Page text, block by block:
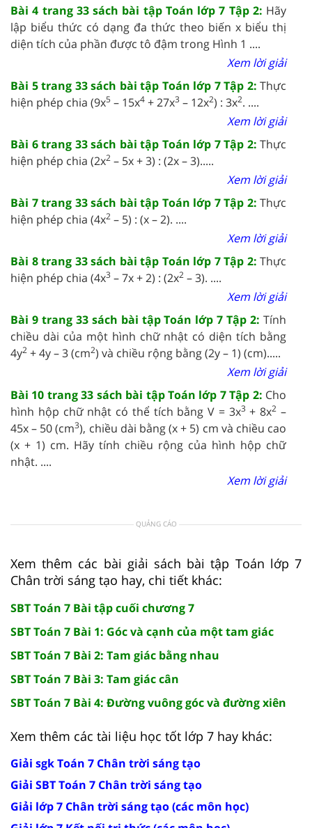
Bài 4 trang 33 sách bài tập Toán lớp 7 Tập 2: Hãy
lập biểu thức có dạng đa thức theo biến x biểu thị
diện tích của phần được tô đậm trong Hình 1 ....
Xem lời giải
Bài 5 trang 33 sách bài tập Toán lớp 7 Tập 2: Thực
hiện phép chia (9x5 – 15x4 + 27x3 – 12x2) : 3x2. ....
Xem lời giải
Bài 6 trang 33 sách bài tập Toán lớp 7 Tập 2: Thực
hiện phép chia (2x2 – 5x + 3) : (2x – 3).....
Xem lời giải
Bài 7 trang 33 sách bài tập Toán lớp 7 Tập 2: Thực
hiện phép chia (4x2 – 5) : (x – 2). ....
Xem lời giải
Bài 8 trang 33 sách bài tập Toán lớp 7 Tập 2: Thực
hiện phép chia (4x3 – 7x + 2) : (2x2 – 3). ....
Xem lời giải
Bài 9 trang 33 sách bài tập Toán lớp 7 Tập 2: Tính
chiều dài của một hình chữ nhật có diện tích bằng
4y2 + 4y – 3 (cm2) và chiều rộng bằng (2y – 1) (cm).....
Xem lời giải
Bài 10 trang 33 sách bài tập Toán lớp 7 Tập 2: Cho
hình hộp chữ nhật có thể tích bằng V = 3x3 + 8x2 –
45x – 50 (cm3), chiều dài bằng (x + 5) cm và chiều cao
(x + 1) cm. Hãy tính chiều rộng của hình hộp chữ
nhật. ....
Xem lời giải
QUẢNG CÁO
Xem thêm các bài giải sách bài tập Toán lớp 7
Chân trời sáng tạo hay, chi tiết khác:
SBT Toán 7 Bài tập cuối chương 7
SBT Toán 7 Bài 1: Góc và cạnh của một tam giác
SBT Toán 7 Bài 2: Tam giác bằng nhau
SBT Toán 7 Bài 3: Tam giác cân
SBT Toán 7 Bài 4: Đường vuông góc và đường xiên
Xem thêm các tài liệu học tốt lớp 7 hay khác:
Giải sgk Toán 7 Chân trời sáng tạo
Giải SBT Toán 7 Chân trời sáng tạo
Giải lớp 7 Chân trời sáng tạo (các môn học)